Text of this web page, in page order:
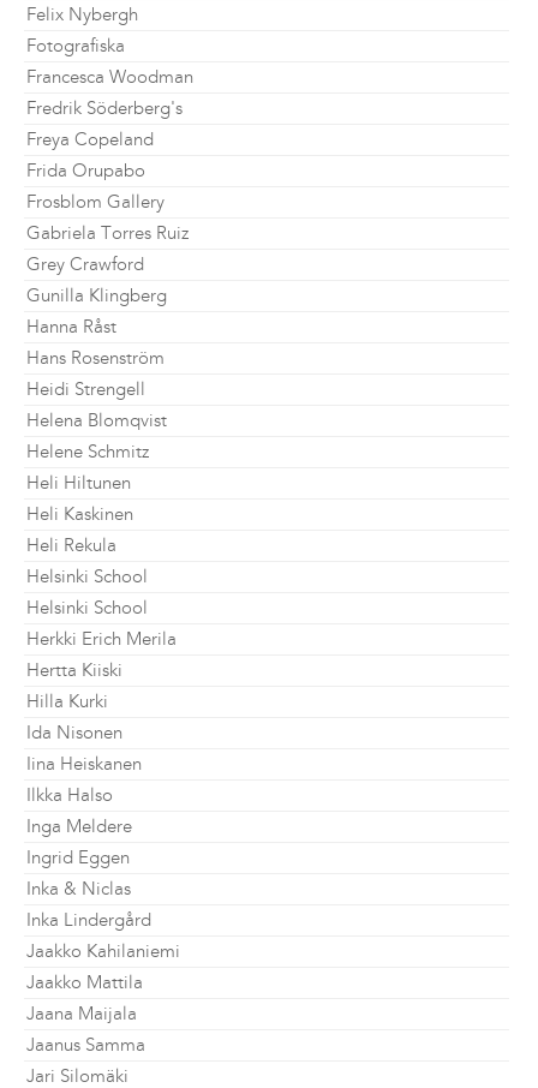
Felix Nybergh
Fotografiska
Francesca Woodman
Fredrik Söderberg's
Freya Copeland
Frida Orupabo
Frosblom Gallery
Gabriela Torres Ruiz
Grey Crawford
Gunilla Klingberg
Hanna Råst
Hans Rosenström
Heidi Strengell
Helena Blomqvist
Helene Schmitz
Heli Hiltunen
Heli Kaskinen
Heli Rekula
Helsinki School
Helsinki School
Herkki Erich Merila
Hertta Kiiski
Hilla Kurki
Ida Nisonen
Iina Heiskanen
Ilkka Halso
Inga Meldere
Ingrid Eggen
Inka & Niclas
Inka Lindergård
Jaakko Kahilaniemi
Jaakko Mattila
Jaana Maijala
Jaanus Samma
Jari Silomäki